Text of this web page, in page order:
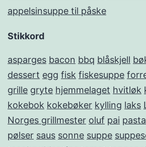
appelsinsuppe til påske
Stikkord
asparges bacon bbq blåskjell
dessert egg fisk fiskesuppe
grille gryte hjemmelaget hvitløk
kokebok kokebøker kylling laks
Norges grillmester oluf pai pasta
pølser saus sonne suppe